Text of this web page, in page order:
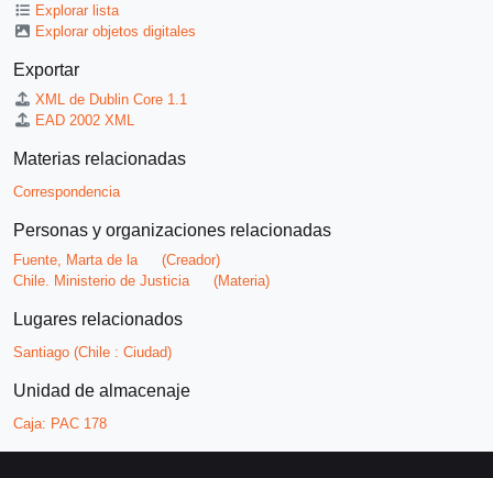
Explorar lista
Explorar objetos digitales
Exportar
XML de Dublin Core 1.1
EAD 2002 XML
Materias relacionadas
Correspondencia
Personas y organizaciones relacionadas
Fuente, Marta de la
(Creador)
Chile. Ministerio de Justicia
(Materia)
Lugares relacionados
Santiago (Chile : Ciudad)
Unidad de almacenaje
Caja: PAC 178